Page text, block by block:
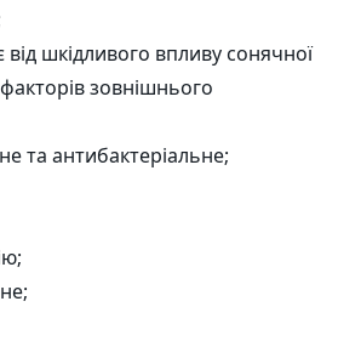
шкідливого впливу сонячної
факторів зовнішнього
та антибактеріальне;